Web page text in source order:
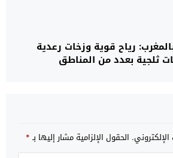
رياح قوية وزخات رعدية
ثلجية بعدد من المناطق
الحقول الإلزامية مشار إليها بـ*